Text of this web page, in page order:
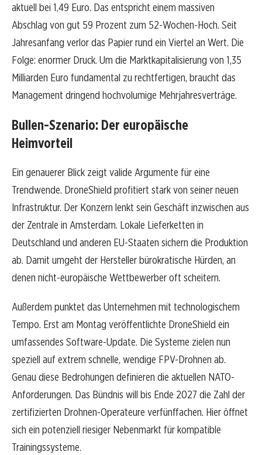
aktuell bei 1,49 Euro. Das entspricht einem massiven
Abschlag von gut 59 Prozent zum 52-Wochen-Hoch. Seit
Jahresanfang verlor das Papier rund ein Viertel an Wert. Die
Folge: enormer Druck. Um die Marktkapitalisierung von 1,35
Milliarden Euro fundamental zu rechtfertigen, braucht das
Management dringend hochvolumige Mehrjahresverträge.
Bullen-Szenario: Der europäische
Heimvorteil
Ein genauerer Blick zeigt valide Argumente für eine
Trendwende. DroneShield profitiert stark von seiner neuen
Infrastruktur. Der Konzern lenkt sein Geschäft inzwischen aus
der Zentrale in Amsterdam. Lokale Lieferketten in
Deutschland und anderen EU-Staaten sichern die Produktion
ab. Damit umgeht der Hersteller bürokratische Hürden, an
denen nicht-europäische Wettbewerber oft scheitern.
Außerdem punktet das Unternehmen mit technologischem
Tempo. Erst am Montag veröffentlichte DroneShield ein
umfassendes Software-Update. Die Systeme zielen nun
speziell auf extrem schnelle, wendige FPV-Drohnen ab.
Genau diese Bedrohungen definieren die aktuellen NATO-
Anforderungen. Das Bündnis will bis Ende 2027 die Zahl der
zertifizierten Drohnen-Operateure verfünffachen. Hier öffnet
sich ein potenziell riesiger Nebenmarkt für kompatible
Trainingssysteme.